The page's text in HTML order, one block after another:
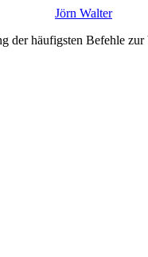
Jörn Walter
der häufigsten Befehle